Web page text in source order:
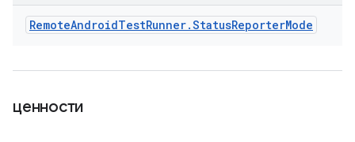
RemoteAndroidTestRunner.StatusReporterMode
ценности